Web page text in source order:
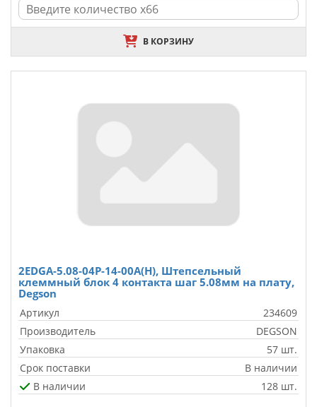
В КОРЗИНУ
2EDGA-5.08-04P-14-00A(H), Штепсельный
клеммный блок 4 контакта шаг 5.08мм на плату,
Degson
Артикул
234609
Производитель
DEGSON
Упаковка
57 шт.
Срок поставки
В наличии
В наличии
128 шт.